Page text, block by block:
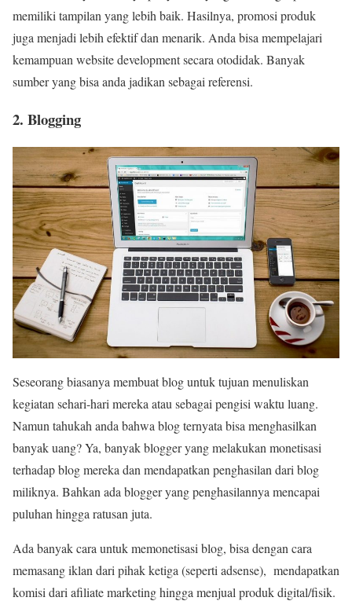
memiliki tampilan yang lebih baik. Hasilnya, promosi produk
juga menjadi lebih efektif dan menarik. Anda bisa mempelajari
kemampuan website development secara otodidak. Banyak
sumber yang bisa anda jadikan sebagai referensi.
2. Blogging
Seseorang biasanya membuat blog untuk tujuan menuliskan
kegiatan sehari-hari mereka atau sebagai pengisi waktu luang.
Namun tahukah anda bahwa blog ternyata bisa menghasilkan
banyak uang? Ya, banyak blogger yang melakukan monetisasi
terhadap blog mereka dan mendapatkan penghasilan dari blog
miliknya. Bahkan ada blogger yang penghasilannya mencapai
puluhan hingga ratusan juta.
Ada banyak cara untuk memonetisasi blog, bisa dengan cara
memasang iklan dari pihak ketiga (seperti adsense), mendapatkan
komisi dari afiliate marketing hingga menjual produk digital/fisik.